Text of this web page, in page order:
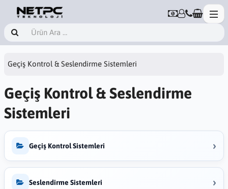
Geçiş Kontrol & Seslendirme Sistemleri
Geçiş Kontrol & Seslendirme
Sistemleri
Geçiş Kontrol Sistemleri ›
Seslendirme Sistemleri ›